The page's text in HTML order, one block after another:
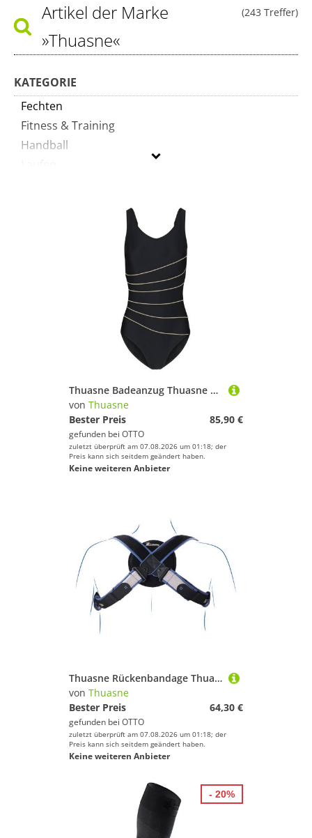
(243 Treffer)
Artikel der Marke
»Thuasne«
KATEGORIE
Fechten
Fitness & Training
Handball
Turnen & Gymnastik
Thuasne Badeanzug Thuasne Silima Badeanzug Ancona
von Thuasne
Bester Preis
85,90 €
gefunden bei OTTO
zuletzt überprüft am 07.08.2026 um 01:18; der
Preis kann sich seitdem geändert haben.
Keine weiteren Anbieter
Thuasne Rückenbandage Thuasne Ligaflex Clavicula Bandage
von Thuasne
Bester Preis
64,30 €
gefunden bei OTTO
zuletzt überprüft am 07.08.2026 um 01:18; der
Preis kann sich seitdem geändert haben.
Keine weiteren Anbieter
- 20%